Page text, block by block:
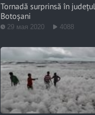
Tornadă surprinsă în județul
Botoșani
29 мая 2020 4088